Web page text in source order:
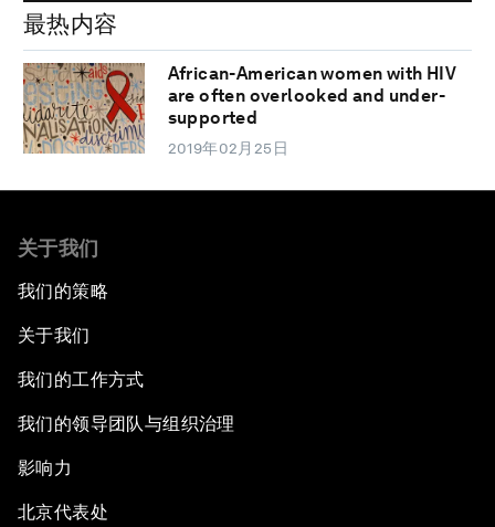
最热内容
African-American women with HIV
are often overlooked and under-
supported
2019年02月25日
关于我们
我们的策略
关于我们
我们的工作方式
我们的领导团队与组织治理
影响力
北京代表处